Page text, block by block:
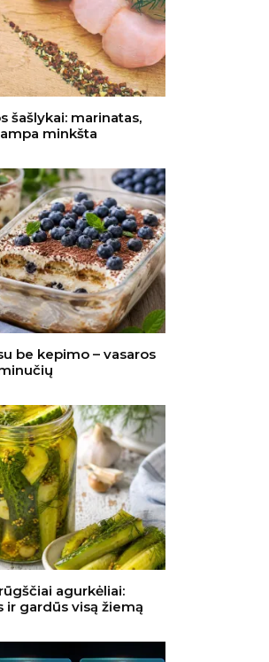
šašlykai: marinatas,
minkšta
be kepimo – vasaros
agurkėliai:
ir gardūs visą žiemą